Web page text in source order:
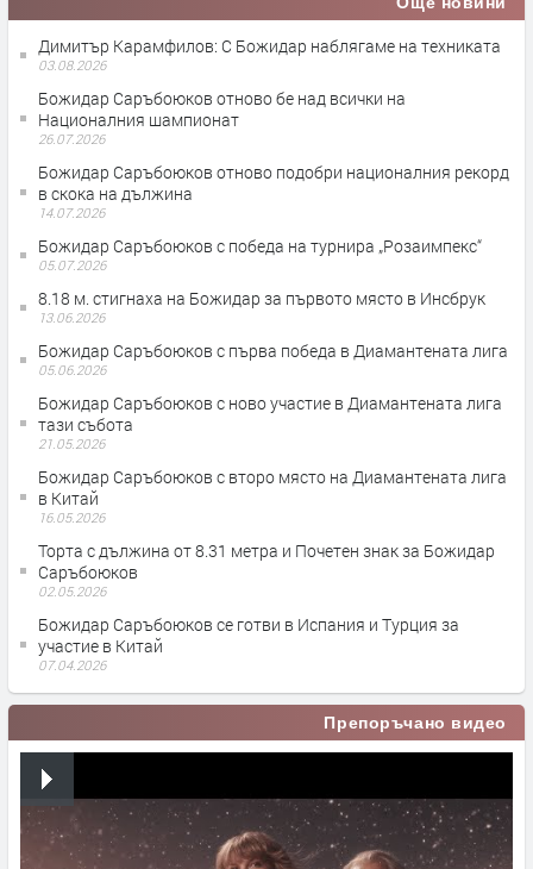
Димитър Карамфилов: С Божидар наблягаме на техниката
03.08.2026
Божидар Саръбоюков отново бе над всички на
Националния шампионат
26.07.2026
Божидар Саръбоюков отново подобри националния рекорд
в скока на дължина
14.07.2026
Божидар Саръбоюков с победа на турнира „Розаимпекс“
05.07.2026
8.18 м. стигнаха на Божидар за първото място в Инсбрук
13.06.2026
Божидар Саръбоюков с първа победа в Диамантената лига
05.06.2026
Божидар Саръбоюков с ново участие в Диамантената лига
тази събота
21.05.2026
Божидар Саръбоюков с второ място на Диамантената лига
в Китай
16.05.2026
Торта с дължина от 8.31 метра и Почетен знак за Божидар
Саръбоюков
02.05.2026
Божидар Саръбоюков се готви в Испания и Турция за
участие в Китай
07.04.2026
Препоръчано видео